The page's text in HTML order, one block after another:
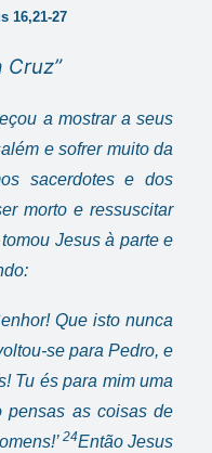
16,21-27
Cruz”
a mostrar a seus
e sofrer muito da
sacerdotes e dos
morto e ressuscitar
Jesus à parte e
Que isto nunca
se para Pedro, e
Tu és para mim uma
pensas as coisas de
24Então Jesus